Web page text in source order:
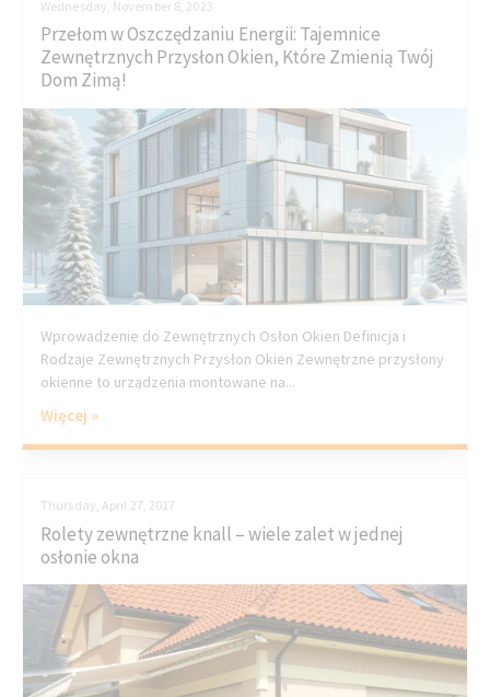
Wednesday, November 8, 2023
Przełom w Oszczędzaniu Energii: Tajemnice
Zewnętrznych Przysłon Okien, Które Zmienią Twój
Dom Zimą!
Wprowadzenie do Zewnętrznych Osłon Okien Definicja i
Rodzaje Zewnętrznych Przysłon Okien Zewnętrzne przysłony
okienne to urządzenia montowane na...
Więcej »
Thursday, April 27, 2017
Rolety zewnętrzne knall – wiele zalet w jednej
osłonie okna